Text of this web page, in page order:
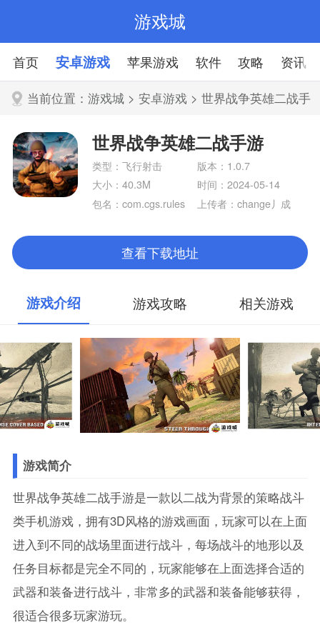
游戏城
首页 安卓游戏 苹果游戏 软件 攻略 资讯
当前位置：游戏城 >安卓游戏 > 世界战争英雄二战手
游
世界战争英雄二战手游
类型：飞行射击
版本：1.0.7
大小：40.3M
时间：2024-05-14
包名：com.cgs.rules
ern.commando.shoot
ing.fps
上传者：change丿成
查看下载地址
游戏介绍 游戏攻略 相关游戏
游戏简介
世界战争英雄二战手游是一款以二战为背景的策略战斗
类手机游戏，拥有3D风格的游戏画面，玩家可以在上面
进入到不同的战场里面进行战斗，每场战斗的地形以及
任务目标都是完全不同的，玩家能够在上面选择合适的
武器和装备进行战斗，非常多的武器和装备能够获得，
很适合很多玩家游玩。